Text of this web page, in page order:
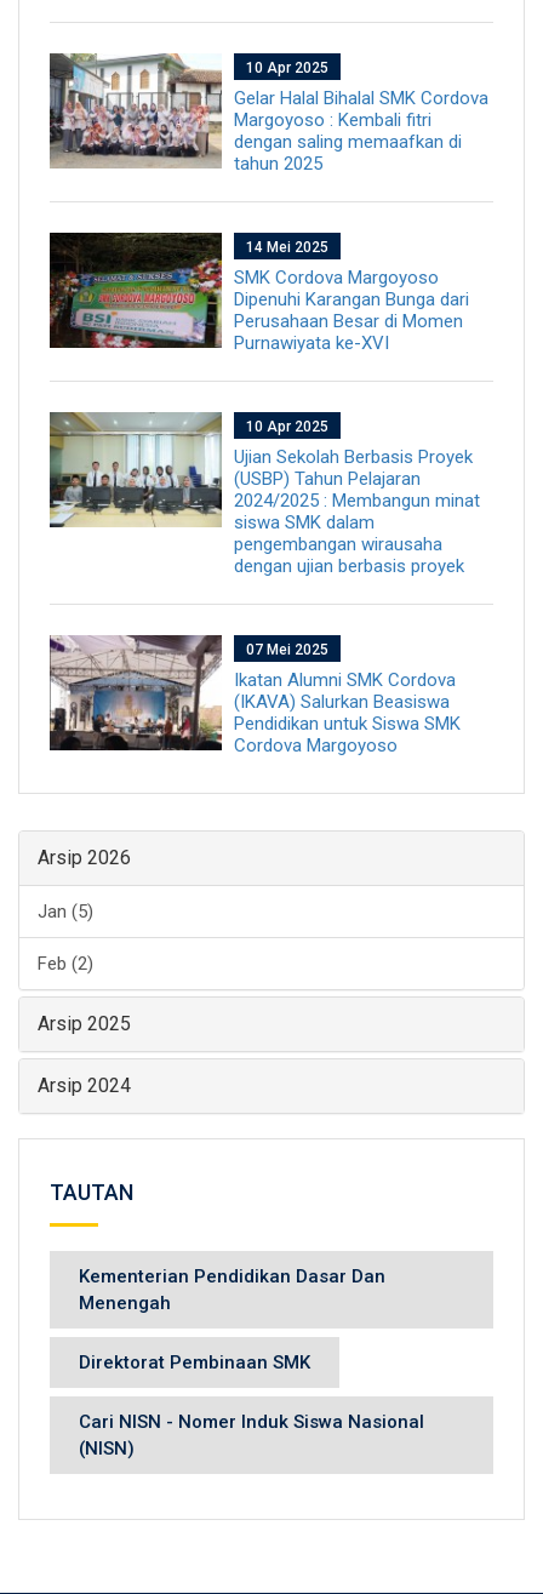
10 Apr 2025
Gelar Halal Bihalal SMK Cordova
Margoyoso : Kembali fitri
dengan saling memaafkan di
tahun 2025
14 Mei 2025
SMK Cordova Margoyoso
Dipenuhi Karangan Bunga dari
Perusahaan Besar di Momen
Purnawiyata ke-XVI
10 Apr 2025
Ujian Sekolah Berbasis Proyek
(USBP) Tahun Pelajaran
2024/2025 : Membangun minat
siswa SMK dalam
pengembangan wirausaha
dengan ujian berbasis proyek
07 Mei 2025
Ikatan Alumni SMK Cordova
(IKAVA) Salurkan Beasiswa
Pendidikan untuk Siswa SMK
Cordova Margoyoso
Arsip 2026
Jan (5)
Feb (2)
Arsip 2025
Arsip 2024
TAUTAN
Kementerian Pendidikan Dasar Dan
Menengah
Direktorat Pembinaan SMK
Cari NISN - Nomer Induk Siswa Nasional
(NISN)